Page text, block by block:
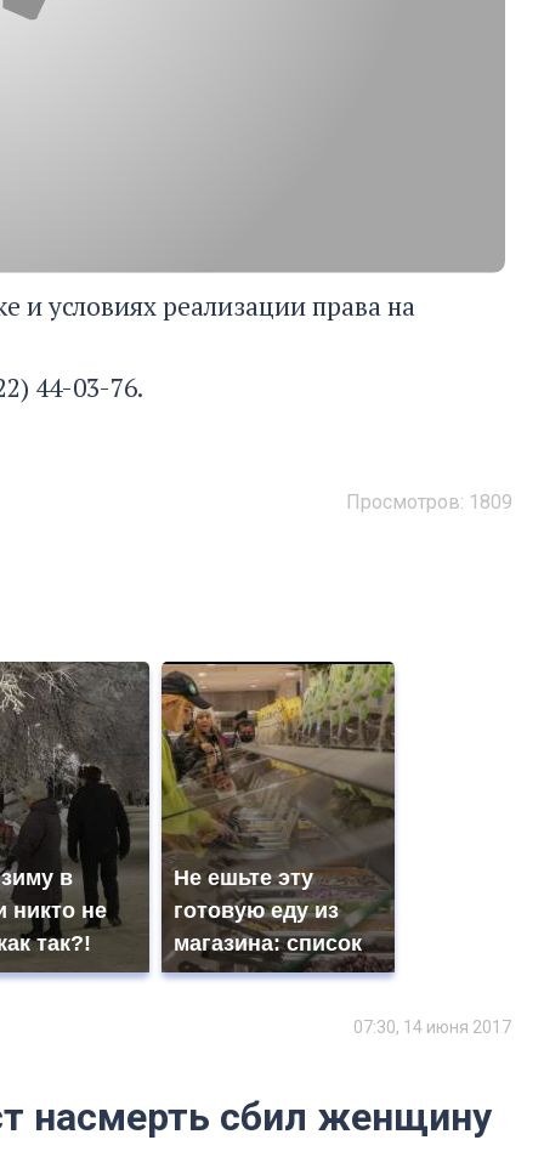
и условиях реализации права на
44-03-76.
Просмотров: 1809
в
никто не
так?!
Не ешьте эту
готовую еду из
магазина: список
07:30, 14 июня 2017
насмерть сбил женщину